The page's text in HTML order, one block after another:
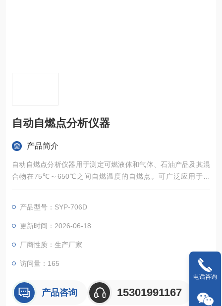
自动自燃点分析仪器
产品简介
自动自燃点分析仪器用于测定可燃液体和气体、石油产品及其混
合物在75℃～650℃之间自燃温度的自燃点。可广泛应用于石
油、化工、冶金、电力、交通、商检及科研等部门。
适应标准：DL/T 706、DIN 51794、GB/T 5332、GB/T 21791
产品型号：SYP-706D
更新时间：2026-06-18
厂商性质：生产厂家
访问量：165
产品咨询 15301991167
电话咨询